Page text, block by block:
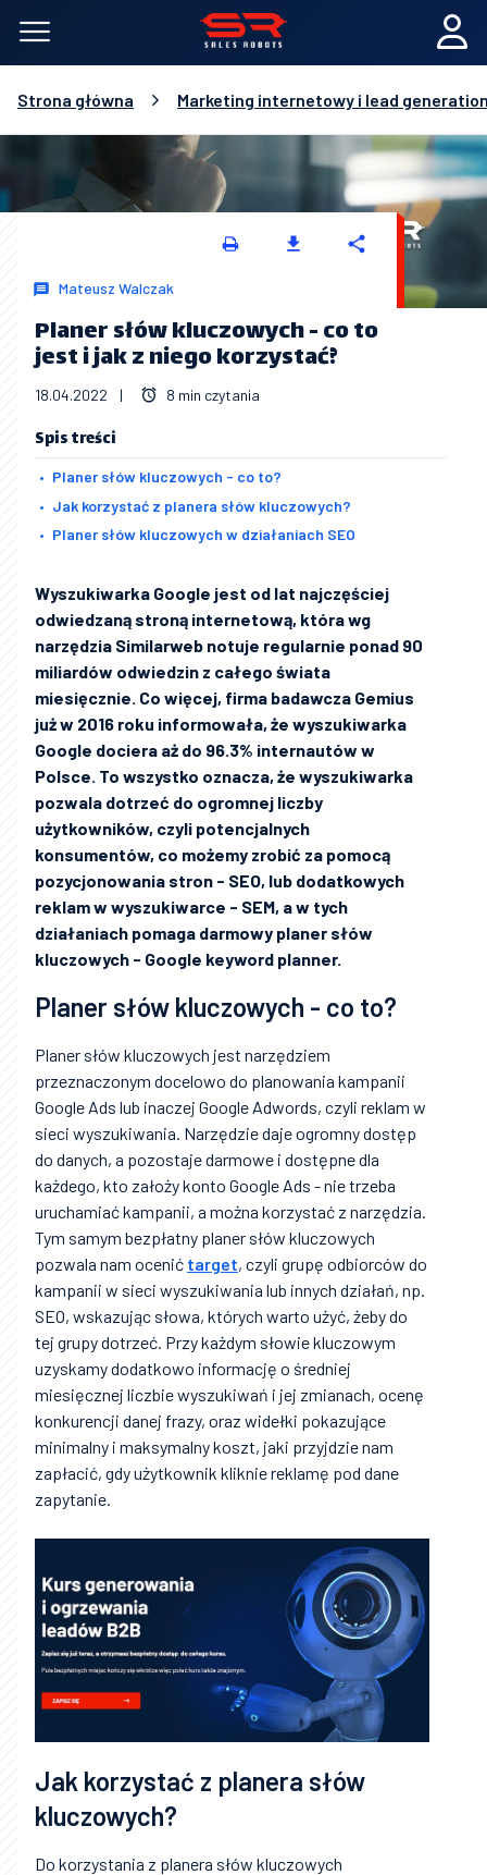
Strona główna Marketing internetowy i lead
Mateusz Walczak
Planer słów kluczowych - co to
jest i jak z niego korzystać?
18.04.2022 | 8 min czytania
Spis treści
Planer słów kluczowych - co to?
Jak korzystać z planera słów kluczowych?
Planer słów kluczowych w działaniach SEO
Wyszukiwarka Google jest od lat najczęściej
odwiedzaną stroną internetową, która wg
narzędzia Similarweb notuje regularnie ponad 90
miliardów odwiedzin z całego świata
miesięcznie. Co więcej, firma badawcza Gemius
już w 2016 roku informowała, że wyszukiwarka
Google dociera aż do 96.3% internautów w
Polsce. To wszystko oznacza, że wyszukiwarka
pozwala dotrzeć do ogromnej liczby
użytkowników, czyli potencjalnych
konsumentów, co możemy zrobić za pomocą
pozycjonowania stron - SEO, lub dodatkowych
reklam w wyszukiwarce - SEM, a w tych
działaniach pomaga darmowy planer słów
kluczowych - Google keyword planner.
Planer słów kluczowych - co to?
Planer słów kluczowych jest narzędziem
przeznaczonym docelowo do planowania kampanii
Google Ads lub inaczej Google Adwords, czyli reklam w
sieci wyszukiwania. Narzędzie daje ogromny dostęp
do danych, a pozostaje darmowe i dostępne dla
każdego, kto założy konto Google Ads - nie trzeba
uruchamiać kampanii, a można korzystać z narzędzia.
Tym samym bezpłatny planer słów kluczowych
pozwala nam ocenić target, czyli grupę odbiorców do
kampanii w sieci wyszukiwania lub innych działań, np.
SEO, wskazując słowa, których warto użyć, żeby do
tej grupy dotrzeć. Przy każdym słowie kluczowym
uzyskamy dodatkowo informację o średniej
miesięcznej liczbie wyszukiwań i jej zmianach, ocenę
konkurencji danej frazy, oraz widełki pokazujące
minimalny i maksymalny koszt, jaki przyjdzie nam
zapłacić, gdy użytkownik kliknie reklamę pod dane
zapytanie.
Jak korzystać z planera słów
kluczowych?
Do korzystania z planera słów kluczowych